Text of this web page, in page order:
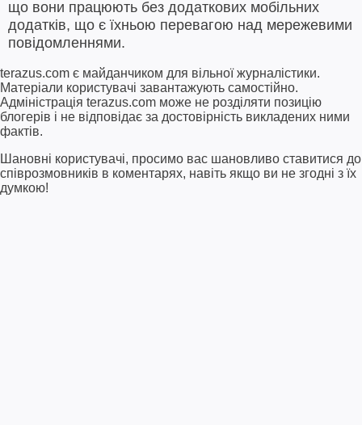
що вони працюють без додаткових мобільних
додатків, що є їхньою перевагою над мережевими
повідомленнями.
terazus.com є майданчиком для вільної журналістики.
Матеріали користувачі завантажують самостійно.
Адміністрація terazus.com може не розділяти позицію
блогерів і не відповідає за достовірність викладених ними
фактів.
Шановні користувачі, просимо вас шановливо ставитися до
співрозмовників в коментарях, навіть якщо ви не згодні з їх
думкою!